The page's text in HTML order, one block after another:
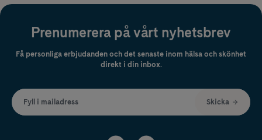
Prenumerera på vårt nyhetsbrev
Få personliga erbjudanden och det senaste inom hälsa och skönhet
direkt i din inbox.
Fyll i mailadress Skicka